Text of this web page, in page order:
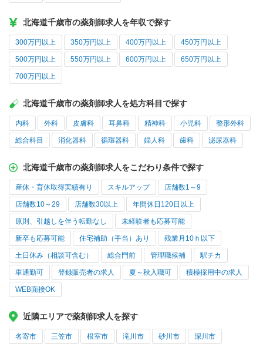
北海道千歳市の薬剤師求人を年収で探す
300万円以上 350万円以上 400万円以上 450万円以上
500万円以上 550万円以上 600万円以上 650万円以上
700万円以上
北海道千歳市の薬剤師求人を処方科目で探す
内科 外科 皮膚科 耳鼻科 精神科 小児科 整形外科
総合科目 消化器科 循環器科 婦人科 歯科 泌尿器科
北海道千歳市の薬剤師求人をこだわり条件で探す
産休・育休取得実績有り スキルアップ 店舗数1～9
店舗数10～29 店舗数30以上 年間休日120日以上
原則、引越しを伴う転勤なし 未経験者も応募可能
新卒も応募可能 住宅補助（手当）あり 残業月10ｈ以下
土日休み（相談可含む） 総合門前 管理職候補 駅チカ
車通勤可 登録販売者の求人 夏～秋入職可 積極採用中の求人
WEB面接OK
近隣エリアで薬剤師求人を探す
名寄市 三笠市 根室市 滝川市 砂川市 深川市